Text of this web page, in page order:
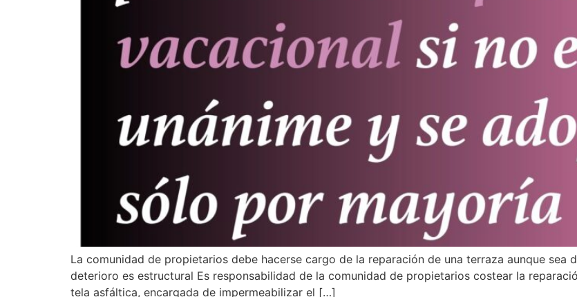
La comunidad de propietarios debe hacerse cargo de la reparación de una terraza aunque
deterioro es estructural Es responsabilidad de la comunidad de propietarios costear la
tela asfáltica, encargada de impermeabilizar el […]